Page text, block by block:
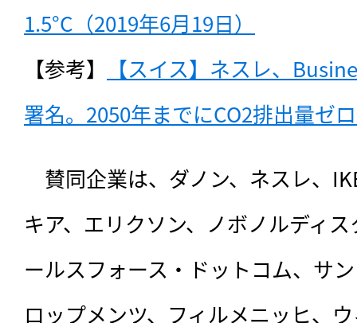
1.5°C（2019年6月19日）
【参考】
【スイス】ネスレ、
署名。2050年までにCO2排出量ゼ
賛同企業は、ダノン、ネスレ、
キア、 エリクソン、ノボノルディ
ールスフォース・ドットコム、サ
ロップメンツ、フィルメニッヒ、